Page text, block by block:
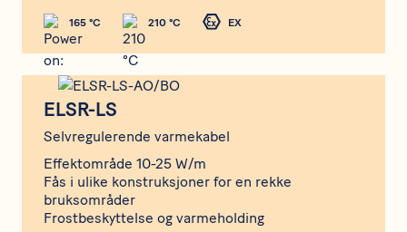
165 °C 210 °C EX
ELSR-LS
Selvregulerende varmekabel
Effektområde 10-25 W/m
Fås i ulike konstruksjoner for en rekke
bruksområder
Frostbeskyttelse og varmeholding
ELSR-LS